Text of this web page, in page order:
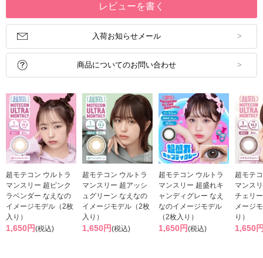
レビューを書く
入荷お知らせメール
商品についてのお問い合わせ
超モテコン ウルトラ
マンスリー 超ピンク
ラベンダー なえなの
イメージモデル（2枚
入り）
1,650円(税込)
超モテコン ウルトラ
マンスリー 超アッシ
ュグリーン なえなの
イメージモデル（2枚
入り）
1,650円(税込)
超モテコン ウルトラ
マンスリー 超盛れキ
ャンディグレー なえ
なのイメージモデル
（2枚入り）
1,650円(税込)
超モテ
マンス
チェリ
メージ
り）
1,650